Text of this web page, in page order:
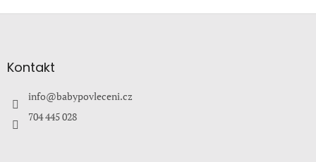
aKontakt
info@babypovleceni.cz
704 445 028